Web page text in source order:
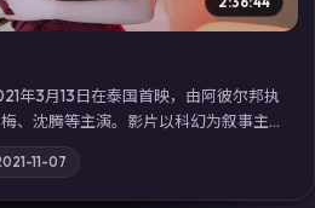
年3月13日在泰国首映，由阿彼尔邦执
、沈腾等主演。影片以科幻为叙事主
可撤回的连锁反应；摄影与配乐强化
国产免费观看高清电视剧在线看」延
享高清在线追剧体验。
11-07